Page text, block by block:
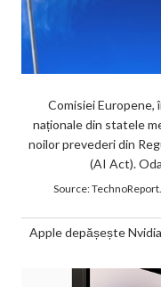
Comisiei
naționale din statele
noilor prevederi din
(AI Act).
Source:
Apple depășește